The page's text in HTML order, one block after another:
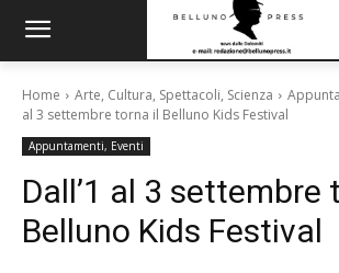
Home Arte, Cultura, Spettacoli, Scienza
al 3 settembre torna il Belluno Kids Festival
Appuntamenti, Eventi
Dall’1 al 3 settembre
Belluno Kids Festival